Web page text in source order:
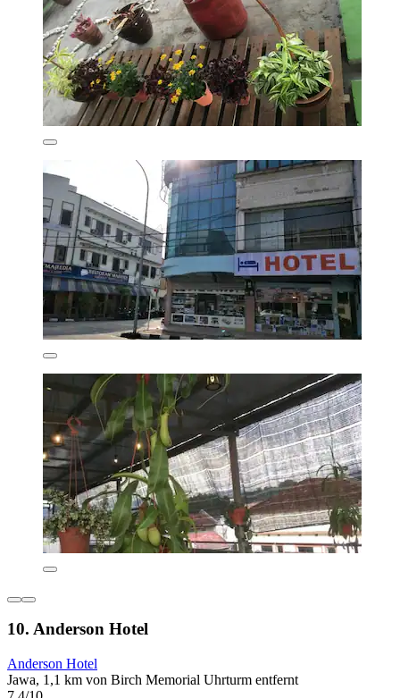
10. Anderson Hotel
Anderson Hotel
Jawa, 1,1 km von Birch Memorial Uhrturm entfernt